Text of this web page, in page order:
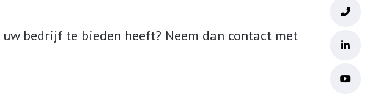
uw bedrijf te bieden heeft? Neem dan contact met